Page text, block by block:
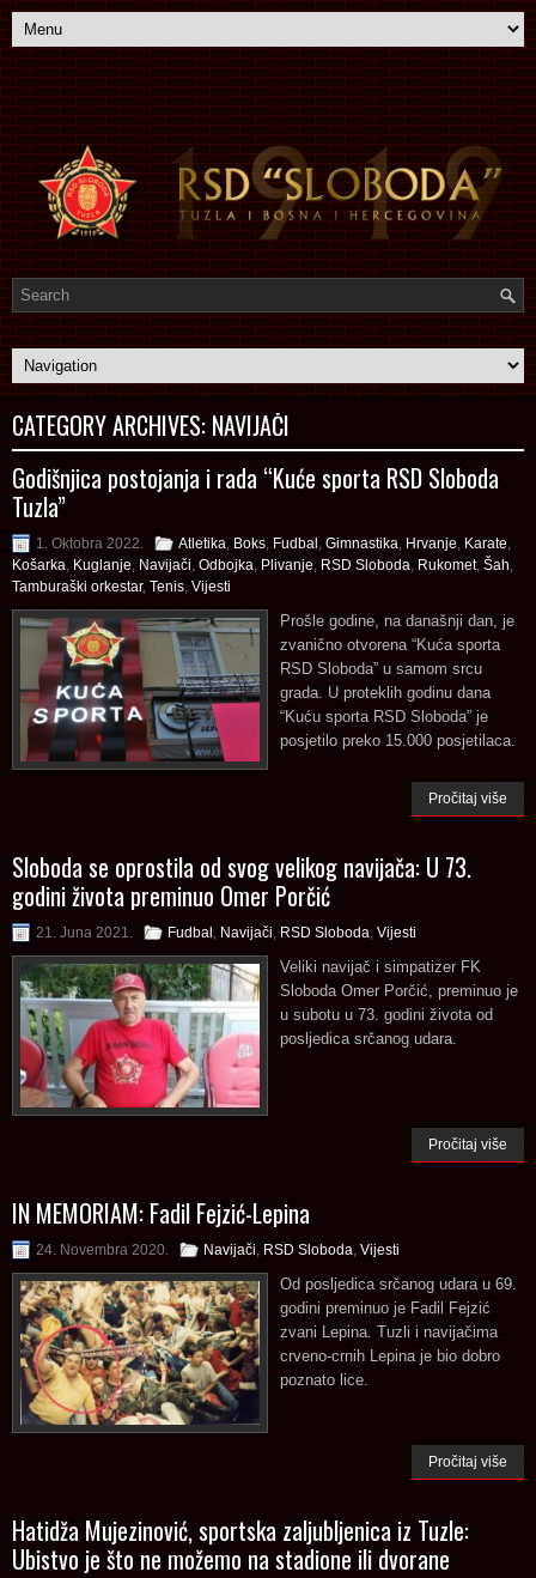
CATEGORY ARCHIVES: NAVIJAČI
Godišnjica postojanja i rada “Kuće sporta RSD Sloboda
Tuzla”
1. Oktobra 2022. Atletika Boks Fudbal Gimnastika Hrvanje Karate
Košarka Kuglanje Navijači Odbojka Plivanje RSD Sloboda Rukomet, Šah
Tamburaški orkestar, Tenis Vijesti
Prošle godine, na današnji dan, je
zvanično otvorena “Kuća sporta
RSD Sloboda” u samom srcu
grada. U proteklih godinu dana
“Kuću sporta RSD Sloboda” je
posjetilo preko 15.000 posjetilaca.
Pročitaj više
Sloboda se oprostila od svog velikog navijača: U 73.
godini života preminuo Omer Porčić
21. Juna 2021. Fudbal Navijači RSD Sloboda Vijesti
Veliki navijač i simpatizer FK
Sloboda Omer Porčić, preminuo je
u subotu u 73. godini života od
posljedica srčanog udara.
Pročitaj više
IN MEMORIAM: Fadil Fejzić-Lepina
24. Novembra 2020. Navijači RSD Sloboda Vijesti
Od posljedica srčanog udara u 69.
godini preminuo je Fadil Fejzić
zvani Lepina. Tuzli i navijačima
crveno-crnih Lepina je bio dobro
poznato lice.
Pročitaj više
Hatidža Mujezinović, sportska zaljubljenica iz Tuzle:
Ubistvo je što ne možemo na stadione ili dvorane